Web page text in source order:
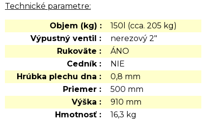
Technické parametre:
Objem (kg) :
150l (cca. 205 kg)
Výpustný ventil :
nerezový 2"
Rukoväte :
ÁNO
Cedník :
NIE
Hrúbka plechu dna :
0,8 mm
Priemer :
500 mm
Výška :
910 mm
Hmotnosť :
16,3 kg